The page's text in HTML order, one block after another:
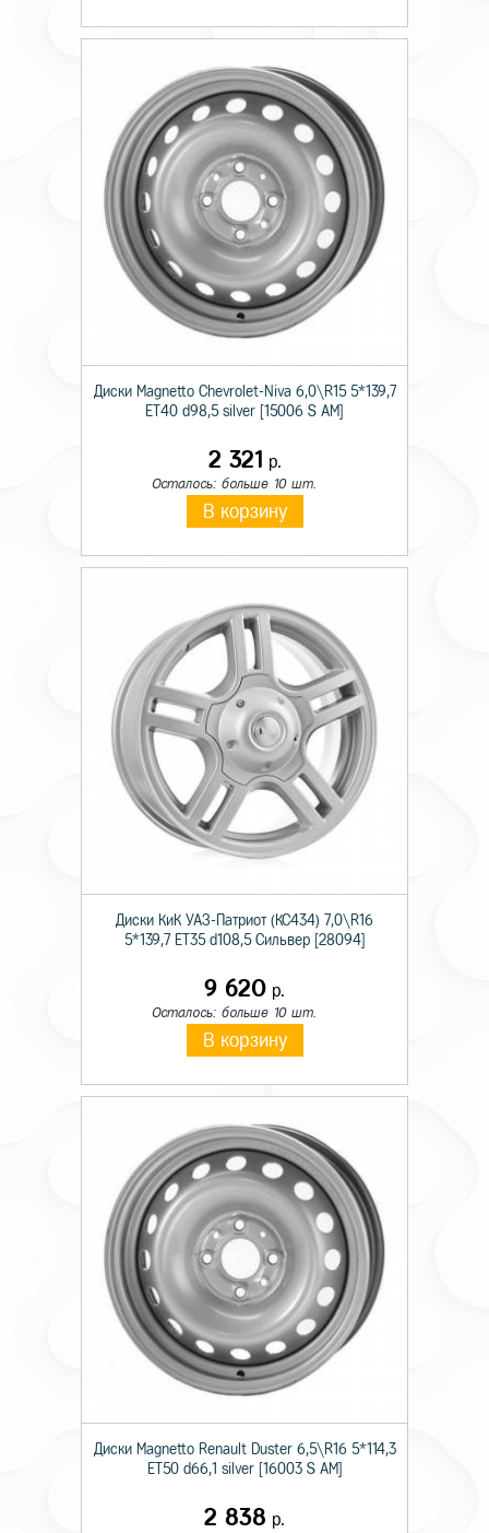
Диски Magnetto Chevrolet-Niva 6,0\R15 5*139,7
ET40 d98,5 silver [15006 S AM]
2 321 р.
Осталось: больше 10 шт.
В корзину
Диски КиК УАЗ-Патриот (КС434) 7,0\R16
5*139,7 ET35 d108,5 Сильвер [28094]
9 620 р.
Осталось: больше 10 шт.
В корзину
Диски Magnetto Renault Duster 6,5\R16 5*114,3
ET50 d66,1 silver [16003 S AM]
2 838 р.